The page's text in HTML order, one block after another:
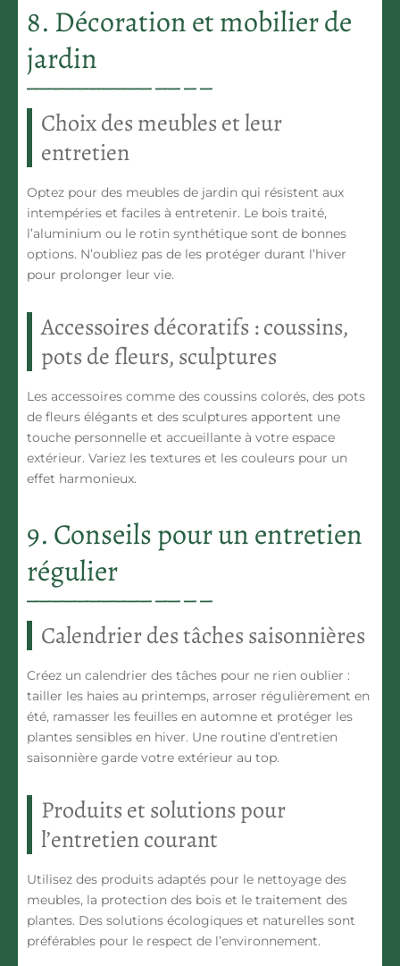
8. Décoration et mobilier de
jardin
Choix des meubles et leur
entretien
Optez pour des meubles de jardin qui résistent aux
intempéries et faciles à entretenir. Le bois traité,
l’aluminium ou le rotin synthétique sont de bonnes
options. N’oubliez pas de les protéger durant l’hiver
pour prolonger leur vie.
Accessoires décoratifs : coussins,
pots de fleurs, sculptures
Les accessoires comme des coussins colorés, des pots
de fleurs élégants et des sculptures apportent une
touche personnelle et accueillante à votre espace
extérieur. Variez les textures et les couleurs pour un
effet harmonieux.
9. Conseils pour un entretien
régulier
Calendrier des tâches saisonnières
Créez un calendrier des tâches pour ne rien oublier :
tailler les haies au printemps, arroser régulièrement en
été, ramasser les feuilles en automne et protéger les
plantes sensibles en hiver. Une routine d’entretien
saisonnière garde votre extérieur au top.
Produits et solutions pour
l’entretien courant
Utilisez des produits adaptés pour le nettoyage des
meubles, la protection des bois et le traitement des
plantes. Des solutions écologiques et naturelles sont
préférables pour le respect de l’environnement.